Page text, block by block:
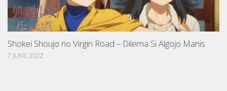
Shokei Shoujo no Virgin Road – Dilema Si Algojo Manis
7 JUNI, 2022